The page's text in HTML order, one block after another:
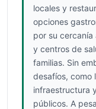
locales y
opciones
por su cercanía
y centros de
familias. Sin
desafíos, como
infraestructura
públicos. A